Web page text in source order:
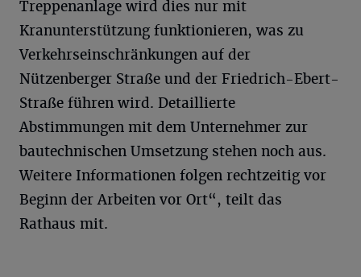
Treppenanlage wird dies nur mit
Kranunterstützung funktionieren, was zu
Verkehrseinschränkungen auf der
Nützenberger Straße und der Friedrich-Ebert-
Straße führen wird. Detaillierte
Abstimmungen mit dem Unternehmer zur
bautechnischen Umsetzung stehen noch aus.
Weitere Informationen folgen rechtzeitig vor
Beginn der Arbeiten vor Ort“, teilt das
Rathaus mit.